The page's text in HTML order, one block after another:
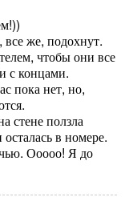
же, подохнут.
чтобы они все
с концами.
пока нет, но,
стене ползла
в номере.
Ооооо! Я до